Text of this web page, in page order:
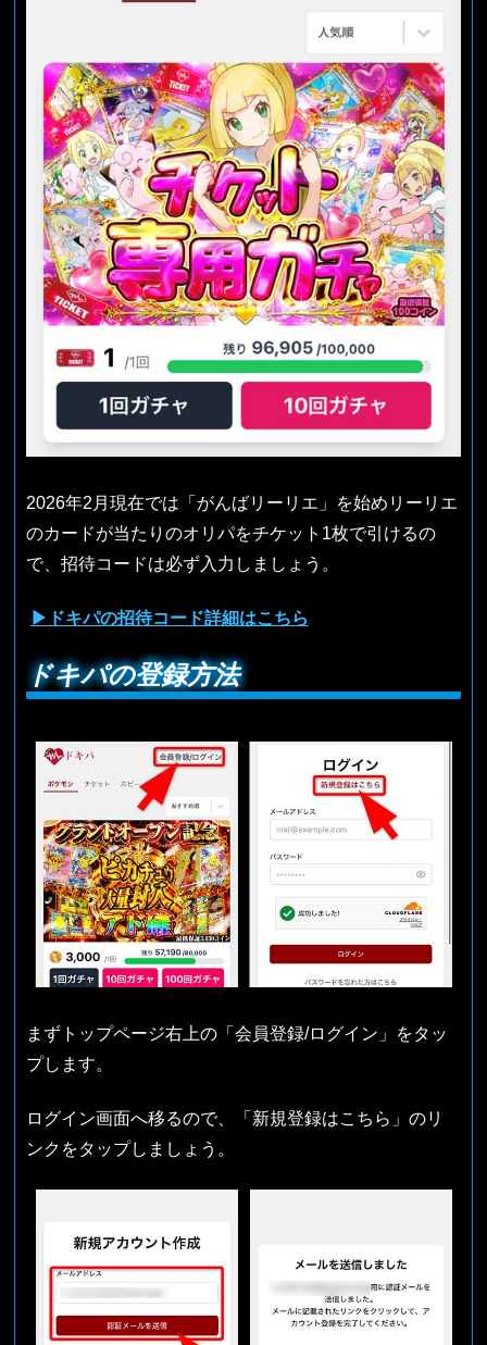
2026年2月現在では「がんばリーリエ」を始めリーリエ
のカードが当たりのオリパをチケット1枚で引けるの
で、招待コードは必ず入力しましょう。
▶ドキパの招待コード詳細はこちら
ドキパの登録方法
まずトップページ右上の「会員登録/ログイン」をタッ
プします。
ログイン画面へ移るので、「新規登録はこちら」のリ
ンクをタップしましょう。